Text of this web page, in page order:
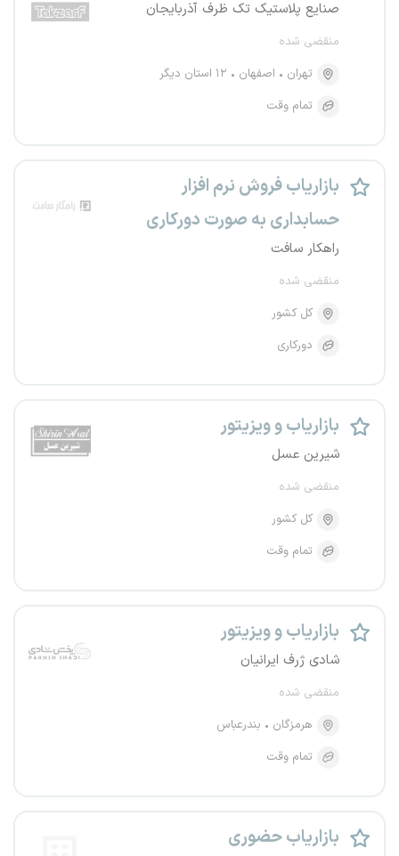
صنایع پلاستیک تک ظرف آذربایجان
منقضی شده
تهران
اصفهان
۱۲ استان دیگر
تمام وقت
بازاریاب فروش نرم افزار
حسابداری به صورت دورکاری
راهکار سافت
منقضی شده
کل کشور
دورکاری
بازاریاب و ویزیتور
شیرین عسل
منقضی شده
کل کشور
تمام وقت
بازاریاب و ویزیتور
شادی ژرف ایرانیان
منقضی شده
هرمزگان
بندرعباس
تمام وقت
بازاریاب حضوری